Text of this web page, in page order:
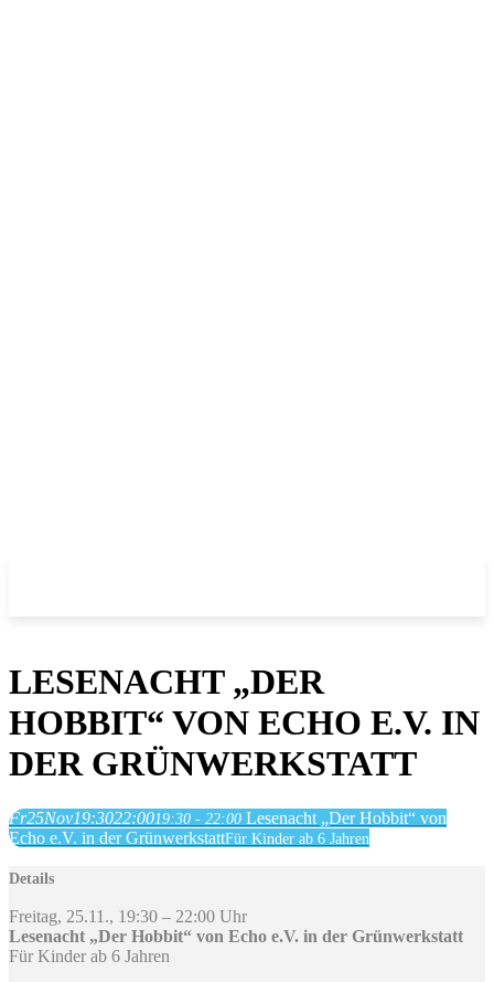
LESENACHT „DER
HOBBIT“ VON ECHO E.V. IN
DER GRÜNWERKSTATT
Fr25Nov19:3022:0019:30 - 22:00 Lesenacht „Der Hobbit“ von
Echo e.V. in der GrünwerkstattFür Kinder ab 6 Jahren
Details
Freitag, 25.11., 19:30 – 22:00 Uhr
Lesenacht „Der Hobbit“ von Echo e.V. in der Grünwerkstatt
Für Kinder ab 6 Jahren